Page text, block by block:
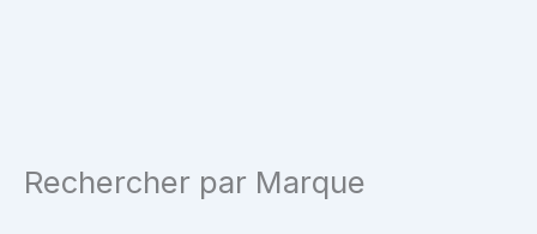
Rechercher par Marque
Pins